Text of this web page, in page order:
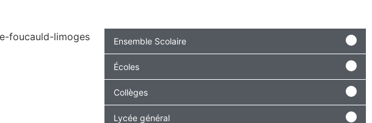
Ensemble Scolaire
Écoles
Collèges
Lycée général